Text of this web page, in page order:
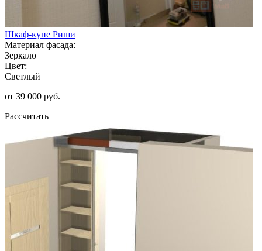
Шкаф-купе Риши
Материал фасада:
Зеркало
Цвет:
Светлый
от 39 000 руб.
Рассчитать